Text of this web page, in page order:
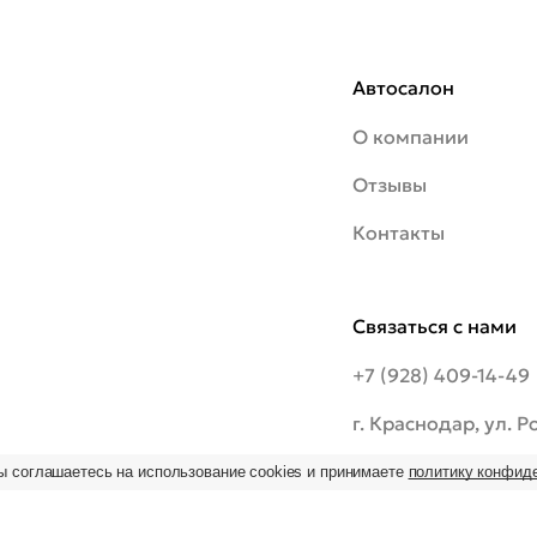
Автосалон
О компании
Отзывы
Контакты
Связаться с нами
+7 (928) 409-14-49
г. Краснодар, ул.
шоссе, 20/1
соглашаетесь на использование cookies и принимаете политику